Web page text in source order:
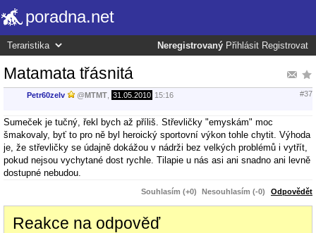
poradna.net
Neregistrovaný Přihlásit Registrovat
Matamata třásnitá
Petr60zelv @MTMT 31.05.2010 15:16 #37
Sumeček je tučný, řekl bych až příliš. Střevličky "emyskám" moc
šmakovaly, byť to pro ně byl heroický sportovní výkon tohle chytit. Výhoda
je, že střevličky se údajně dokážou v nádrži bez velkých problémů i vytřít,
pokud nejsou vychytané dost rychle. Tilapie u nás asi ani snadno ani levně
dostupné nebudou.
Souhlasím (+0) Nesouhlasím (-0) Odpovědět
Reakce na odpověď